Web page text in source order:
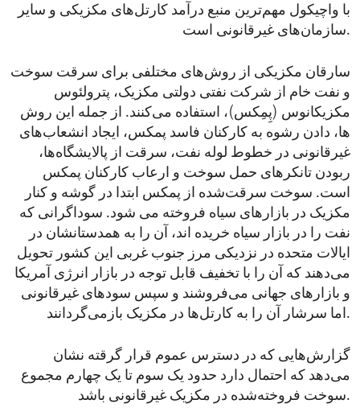
با واچیکول مهم‌ترین منبع درآمد کارتل‌های مکزیکی و سایر
سازمان‌های غیرقانونی است.
سارقان مکزیکی از روش‌های مختلفی برای سرقت سوخت
و نفت خام از شرکت نفتی دولتی مکزیک، پترولئوس
مکزیکانوس (پِمِکس)، استفاده می‌کنند. از جمله این روش
‌ها، دادن رشوه به کارکنان فاسد پمکس، ایجاد انشعاب‌های
غیرقانونی در خطوط لوله نفت، سرقت از پالایشگاه‌ها،
ربودن تانکرهای حمل سوخت و ارعاب کارکنان پمکس
است. سوخت سرقت‌شده از پمکس ابتدا در گوشه و کنار
مکزیک در بازارهای سیاه فروخته می شود. سوداگرانی که
نفت را در بازار سیاه خریده اند، آن را به همدستانشان در
ایالات متحده در نزدیکی مرز جنوب‌ غربی این کشور تحویل
می‌دهند که آن را با تخفیف قابل توجه در بازار انرژی آمریکا
و بازارهای جهانی می‌فروشند و سپس سودهای غیرقانونی
اما سرشار آن را به کارتل‌ها در مکزیک بازمی‌گردانند.
گزارش‌هایی که در دسترس عموم قرار گرقته نشان
می‌دهد که احتمال دارد حدود یک‌ سوم تا یک ‌چهارم مجموع
سوخت فروخته‌شده در مکزیک غیرقانونی باشد.